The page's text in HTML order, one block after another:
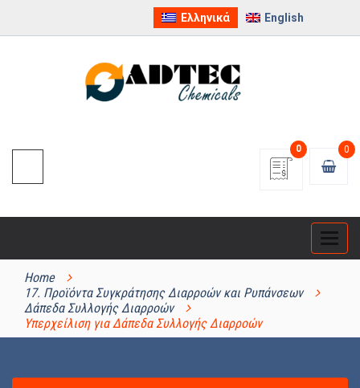
Ελληνικά English
0
0
Home
17. Προϊόντα Συγκράτησης Διαρροών και Ρυπάνσεων
Δάπεδα Συλλογής Διαρροών
Υπερχείλιση για Δάπεδα Συλλογής Διαρροών